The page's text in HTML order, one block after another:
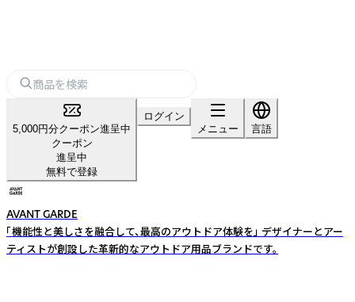
5,000円分クーポン進呈中
クーポン
進呈中
無料で登録
ログイン
メニュー
言語
AVANT GARDE
「機能性と美しさを融合して、最高のアウトドア体験を」 デザイナーとアー
ティストが創設した革新的なアウトドア用品ブランドです。